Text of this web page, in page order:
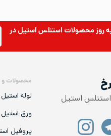
روزمحصولات استنلس استیلدر
استیل
محصولات
لوله استیل
ورق استیل
پروفیل